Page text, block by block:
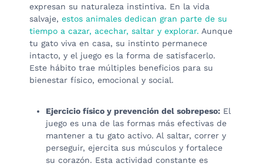
expresan su naturaleza instintiva. En la vida
salvaje, estos animales dedican gran parte de su
tiempo a cazar, acechar, saltar y explorar. Aunque
tu gato viva en casa, su instinto permanece
intacto, y el juego es la forma de satisfacerlo.
Este hábito trae múltiples beneficios para su
bienestar físico, emocional y social.
Ejercicio físico y prevención del sobrepeso: El
juego es una de las formas más efectivas de
mantener a tu gato activo. Al saltar, correr y
perseguir, ejercita sus músculos y fortalece
su corazón. Esta actividad constante es